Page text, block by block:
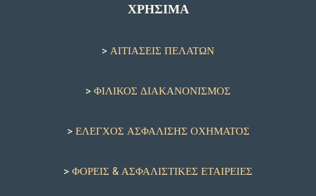
ΧΡΗΣΙΜΑ
> ΑΙΤΙΑΣΕΙΣ ΠΕΛΑΤΩΝ
> ΦΙΛΙΚΟΣ ΔΙΑΚΑΝΟΝΙΣΜΟΣ
> ΕΛΕΓΧΟΣ ΑΣΦΑΛΙΣΗΣ ΟΧΗΜΑΤΟΣ
> ΦΟΡΕΙΣ & ΑΣΦΑΛΙΣΤΙΚΕΣ ΕΤΑΙΡΕΙΕΣ